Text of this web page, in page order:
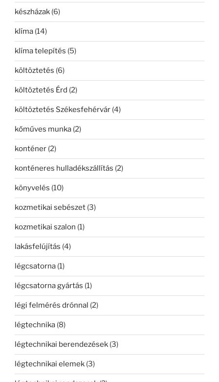
készházak (6)
klíma (14)
klíma telepítés (5)
költöztetés (6)
költöztetés Érd (2)
költöztetés Székesfehérvár (4)
kőműves munka (2)
konténer (2)
konténeres hulladékszállítás (2)
könyvelés (10)
kozmetikai sebészet (3)
kozmetikai szalon (1)
lakásfelújítás (4)
légcsatorna (1)
légcsatorna gyártás (1)
légi felmérés drónnal (2)
légtechnika (8)
légtechnikai berendezések (3)
légtechnikai elemek (3)